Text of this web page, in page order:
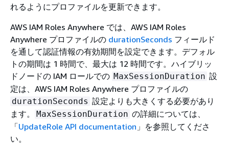
れるようにプロファイルを更新できます。
AWS IAM Roles Anywhere では、AWS IAM Roles
Anywhere プロファイルの durationSeconds フィールド
を通して認証情報の有効期間を設定できます。デフォル
トの期間は 1 時間で、最大は 12 時間です。ハイブリッ
ドノードの IAM ロールでの MaxSessionDuration 設
定は、AWS IAM Roles Anywhere プロファイルの
durationSeconds 設定よりも大きくする必要があり
ます。
MaxSessionDuration の詳細については、
「UpdateRole API documentation 」を参照してくださ
い。